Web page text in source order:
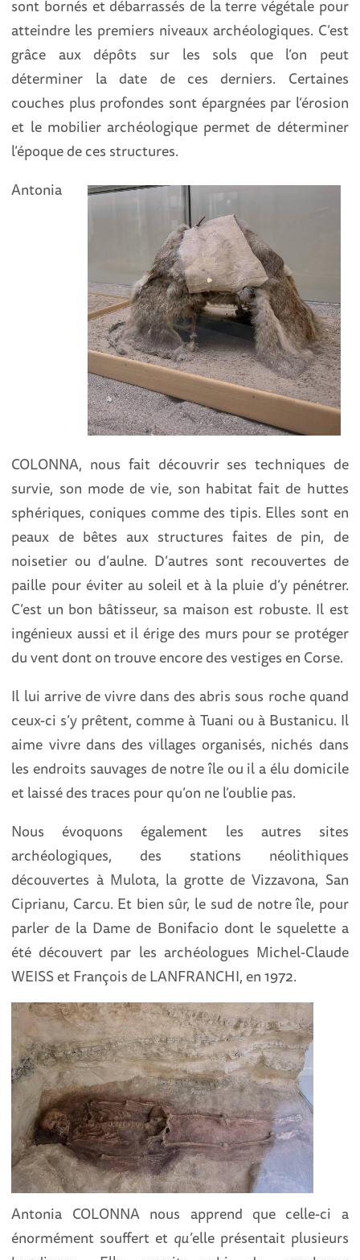
sont bornés et débarrassés de la terre végétale pour
atteindre les premiers niveaux archéologiques. C’est
grâce aux dépôts sur les sols que l’on peut
déterminer la date de ces derniers. Certaines
couches plus profondes sont épargnées par l’érosion
et le mobilier archéologique permet de déterminer
l’époque de ces structures.
Antonia
COLONNA, nous fait découvrir ses techniques de
survie, son mode de vie, son habitat fait de huttes
sphériques, coniques comme des tipis. Elles sont en
peaux de bêtes aux structures faites de pin, de
noisetier ou d’aulne. D’autres sont recouvertes de
paille pour éviter au soleil et à la pluie d’y pénétrer.
C’est un bon bâtisseur, sa maison est robuste. Il est
ingénieux aussi et il érige des murs pour se protéger
du vent dont on trouve encore des vestiges en Corse.
Il lui arrive de vivre dans des abris sous roche quand
ceux-ci s’y prêtent, comme à Tuani ou à Bustanicu. Il
aime vivre dans des villages organisés, nichés dans
les endroits sauvages de notre île ou il a élu domicile
et laissé des traces pour qu’on ne l’oublie pas.
Nous évoquons également les autres sites
archéologiques, des stations néolithiques
découvertes à Mulota, la grotte de Vizzavona, San
Ciprianu, Carcu. Et bien sûr, le sud de notre île, pour
parler de la Dame de Bonifacio dont le squelette a
été découvert par les archéologues Michel-Claude
WEISS et François de LANFRANCHI, en 1972.
Antonia COLONNA nous apprend que celle-ci a
énormément souffert et qu’elle présentait plusieurs